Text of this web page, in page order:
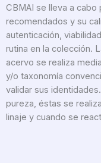
CBMAI se lleva a
recomendados y su
autenticación,
rutina en la colección.
acervo se realiza
y/o taxonomía
validar sus
pureza, éstas se
linaje y cuando se